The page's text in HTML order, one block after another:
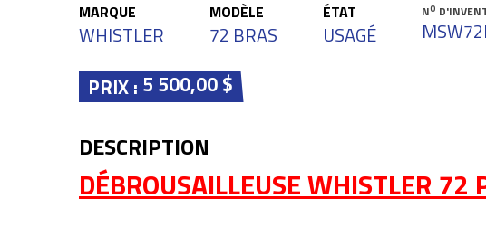
MARQUE
WHISTLER
MODÈLE
72 BRAS
ÉTAT
USAGÉ
NO
PRIX : 5 500,00 $
DESCRIPTION
DÉBROUSAILLEUSE WHISTLER 72